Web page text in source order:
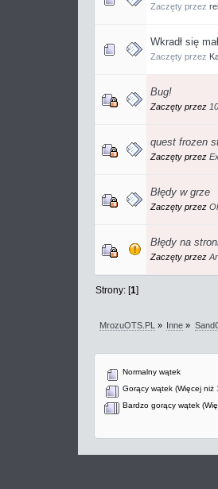
Zaczęty przez
Wkradł się
Zaczęty przez
Bug!
Zaczęty przez
quest frozen
Zaczęty przez
Błędy w grze
Zaczęty przez
Błędy na
Zaczęty przez
Strony: [1]
MrozuOTS.PL » Inne »
Normalny wątek
Gorący wątek (Więcej niż
Bardzo gorący wątek